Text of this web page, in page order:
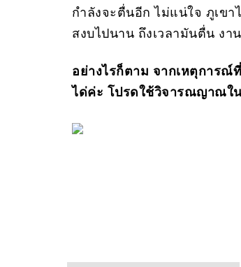
กำลังจะตื่นอีก ไม่แน่ใจ ภูเข
สงบไปนาน ถึงเวลามันตื่น ง
อย่างไรก็ตาม จากเหตุการณ์
ได่ค่ะ โปรดใช้วิจารณญาณใ